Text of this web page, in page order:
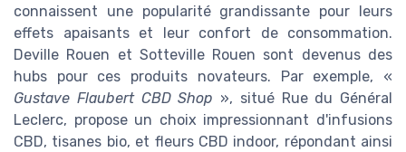
connaissent une popularité grandissante pour leurs
effets apaisants et leur confort de consommation.
Deville Rouen et Sotteville Rouen sont devenus des
hubs pour ces produits novateurs. Par exemple, «
Gustave Flaubert CBD Shop », situé Rue du Général
Leclerc, propose un choix impressionnant d'infusions
CBD, tisanes bio, et fleurs CBD indoor, répondant ainsi